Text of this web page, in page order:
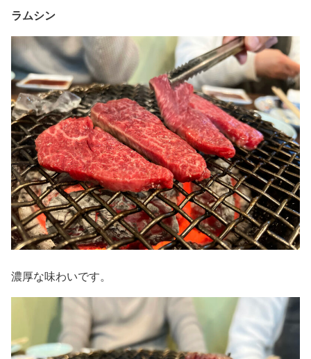
ラムシン
濃厚な味わいです。